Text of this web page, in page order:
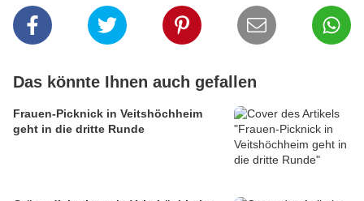
Das könnte Ihnen auch gefallen
Frauen-Picknick in Veitshöchheim
geht in die dritte Runde